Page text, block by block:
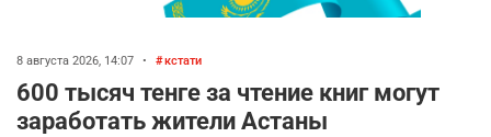
8 августа 2026, 14:07 • кстати
600 тысяч тенге за чтение книг могут
заработать жители Астаны